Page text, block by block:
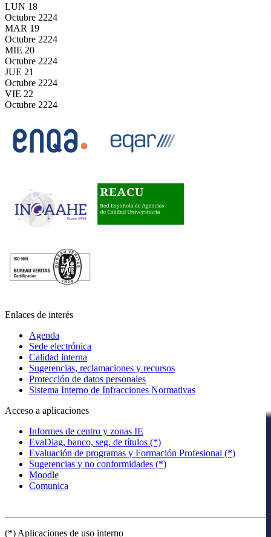
LUN 18
Octubre 2224
MAR 19
Octubre 2224
MIE 20
Octubre 2224
JUE 21
Octubre 2224
VIE 22
Octubre 2224
Enlaces de interés
Agenda
Sede electrónica
Calidad interna
Sugerencias, reclamaciones y recursos
Protección de datos personales
Sistema Interno de Infracciones Normativas
Acceso a aplicaciones
Informes de centro y zonas IE
EvaDiag, banco, seg. de títulos (*)
Evaluación de programas y Formación Profesional (*)
Sugerencias y no conformidades (*)
Moodle
Comunica
(*) Aplicaciones de uso interno